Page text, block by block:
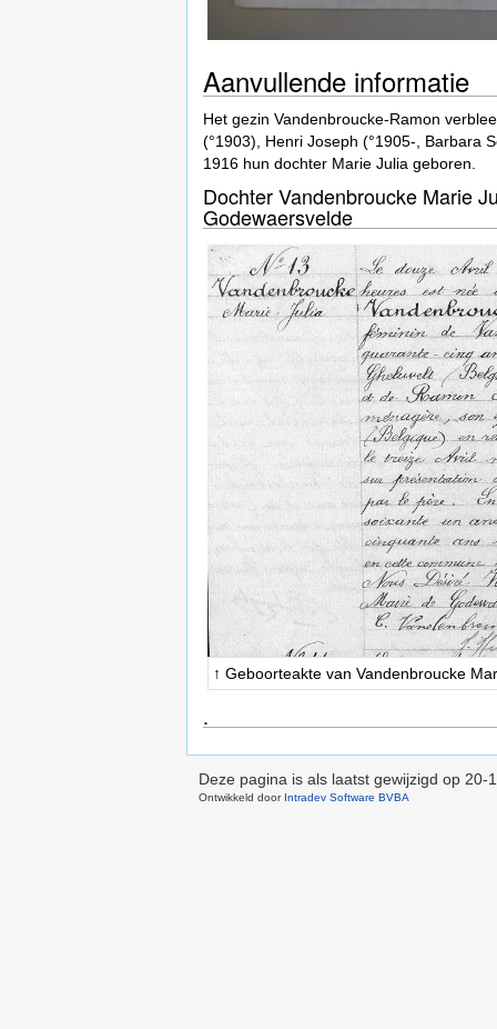
Aanvullende informatie
Het gezin Vandenbroucke-Ramon
(°1903), Henri Joseph (°1905-, Barbara
1916 hun dochter Marie Julia geboren.
Dochter Vandenbroucke Marie
Godewaersvelde
↑ Geboorteakte van Vandenbroucke
.
Deze pagina is als laatst gewijzigd op 20-
Ontwikkeld door Intradev Software BVBA